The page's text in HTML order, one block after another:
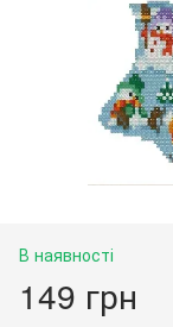
В наявності
149 грн